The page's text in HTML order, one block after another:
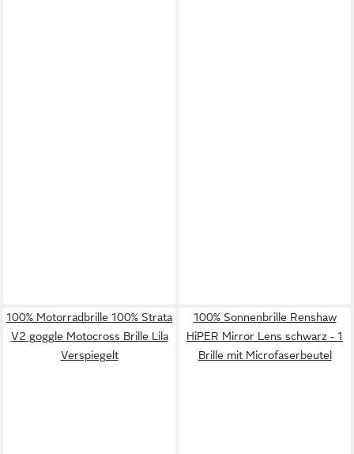
100% Motorradbrille 100% Strata
V2 goggle Motocross Brille Lila
Verspiegelt
100% Sonnenbrille Renshaw
HiPER Mirror Lens schwarz - 1
Brille mit Microfaserbeutel